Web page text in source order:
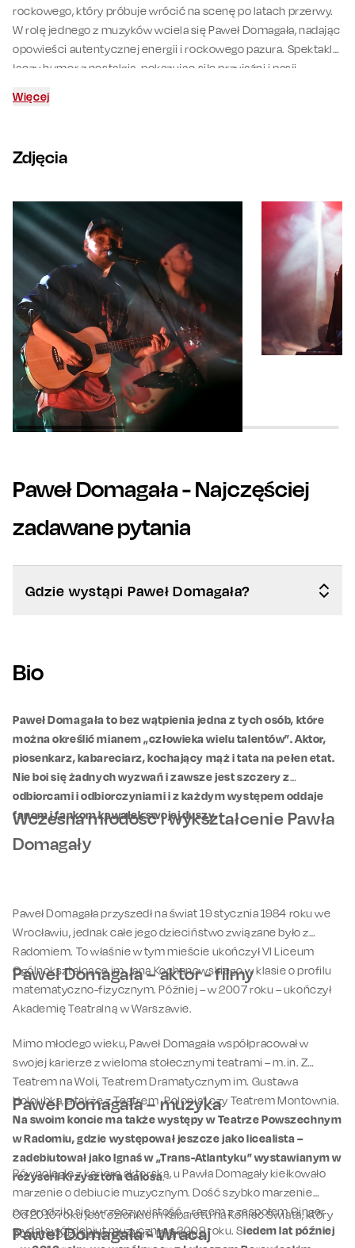
rockowego, który próbuje wrócić na scenę po latach przerwy.
W rolę jednego z muzyków wciela się Paweł Domagała, nadając
opowieści autentycznej energii i rockowego pazura. Spektakl
łączy humor z nostalgią, pokazując siłę przyjaźni i pasji.
Więcej
Zdjęcia
Paweł Domagała- Najczęściej
zadawane pytania
Gdzie wystąpi Paweł Domagała?
Bio
Paweł Domagała to bez wątpienia jedna z tych osób, które
można określić mianem „człowieka wielu talentów”. Aktor,
piosenkarz, kabareciarz, kochający mąż i tata na pełen etat.
Nie boi się żadnych wyzwań i zawsze jest szczery z
odbiorcami i odbiorczyniami i z każdym występem oddaje
fanom i fankom kawałek swojej duszy.
Wczesna młodość i wykształcenie Pawła
Domagały
Paweł Domagała przyszedł na świat 19 stycznia 1984 roku we
Wrocławiu, jednak całe jego dzieciństwo związane było z
Radomiem. To właśnie w tym mieście ukończył VI Liceum
Ogólnokształcące im. Jana Kochanowskiego w klasie o profilu
matematyczno-fizycznym. Później – w 2007 roku – ukończył
Akademię Teatralną w Warszawie.
Paweł Domagała – aktor - filmy
Mimo młodego wieku, Paweł Domagała współpracował w
swojej karierze z wieloma stołecznymi teatrami – m.in. Z
Teatrem na Woli, Teatrem Dramatycznym im. Gustawa
Holoubka, a także z Teatrem „Polonia” czy Teatrem Montownia.
Na swoim koncie ma także występy w Teatrze Powszechnym
w Radomiu, gdzie występował jeszcze jako licealista –
zadebiutował jako Ignaś w „Trans-Atlantyku” wystawianym w
reżyserii Krzysztofa Galosa.
Od 2010 roku jest członkiem Kabaretu na Koniec Świata, który
powstał przy Laboratorium Dramatu.
Paweł Domagała – muzyka
Równolegle z karierą aktorską, u Pawła Domagały kiełkowało
marzenie o debiucie muzycznym. Dość szybko marzenie
przerodziło się w rzeczywistość – razem z zespołem Ginger
wydał swój debiut muzyczny w 2009 roku. Siedem lat później
Paweł Domagała - Wracaj